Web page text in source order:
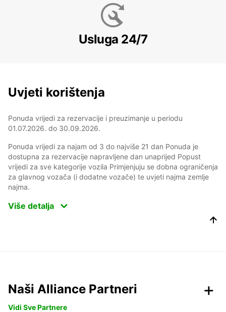
Usluga 24/7
Uvjeti korištenja
Ponuda vrijedi za rezervacije i preuzimanje u periodu
01.07.2026. do 30.09.2026.
Ponuda vrijedi za najam od 3 do najviše 21 dan Ponuda je
dostupna za rezervacije napravljene dan unaprijed Popust
vrijedi za sve kategorije vozila Primjenjuju se dobna ograničenja
za glavnog vozača (i dodatne vozače) te uvjeti najma zemlje
najma.
Više detalja
Naši Alliance Partneri
Vidi Sve Partnere